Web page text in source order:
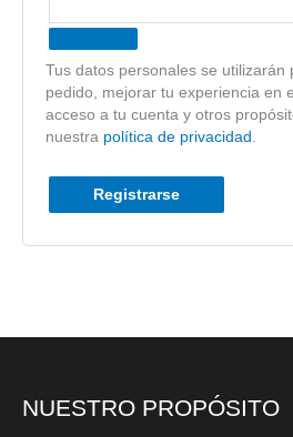
Tus datos personales se utilizarán
pedido, mejorar tu experiencia en
acceso a tu cuenta y otros
nuestra política de privacidad .
Registrarse
NUESTRO PROPÓSITO